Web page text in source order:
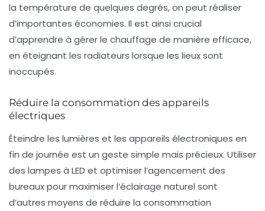
la température de quelques degrés, on peut réaliser
d’importantes économies. Il est ainsi crucial
d’apprendre à gérer le chauffage de manière efficace,
en éteignant les radiateurs lorsque les lieux sont
inoccupés.
Réduire la consommation des appareils
électriques
Éteindre les lumières et les appareils électroniques en
fin de journée est un geste simple mais précieux. Utiliser
des lampes à LED et optimiser l’agencement des
bureaux pour maximiser l’éclairage naturel sont
d’autres moyens de réduire la consommation